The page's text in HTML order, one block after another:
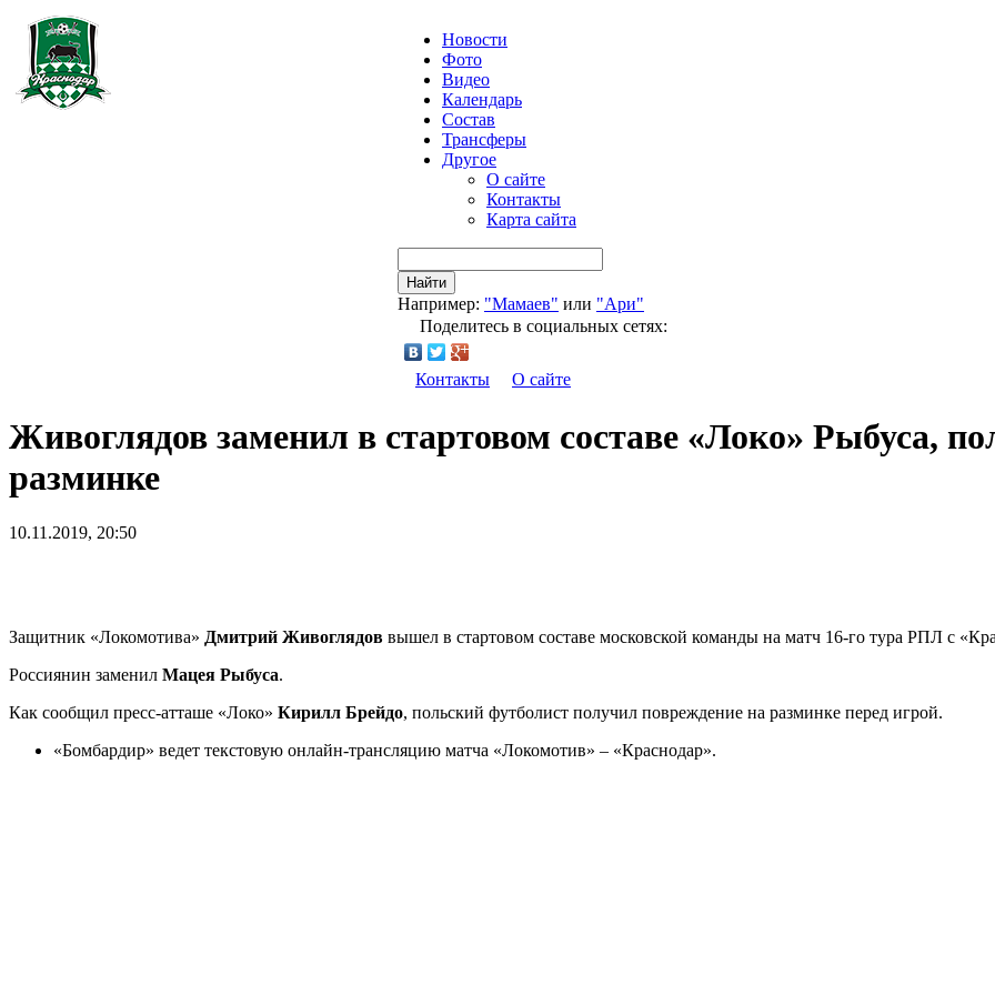
Новости
Фото
Видео
Календарь
Состав
Трансферы
Другое
О сайте
Контакты
Карта сайта
Найти
Например: "Мамаев" или "Ари"
Поделитесь в социальных сетях:
Контакты О сайте
Живоглядов заменил в стартовом составе «Локо» Рыбуса,
разминке
10.11.2019, 20:50
Защитник «Локомотива» Дмитрий Живоглядов вышел в стартовом составе московской команды на матч 16-го тура РПЛ с
Россиянин заменил Мацея Рыбуса.
Как сообщил пресс-атташе «Локо» Кирилл Брейдо, польский футболист получил повреждение на разминке перед игрой.
«Бомбардир» ведет текстовую онлайн-трансляцию матча «Локомотив» – «Краснодар».